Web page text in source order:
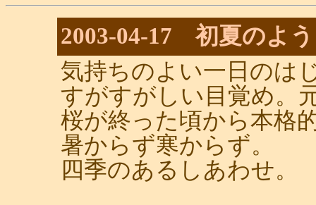
2003-04-17 初夏のよう
気持ちのよい一日のは
すがすがしい目覚め。
桜が終った頃から本格
暑からず寒からず。
四季のあるしあわせ。